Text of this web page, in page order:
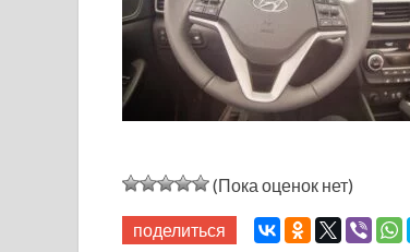
(Пока оценок нет)
поделиться